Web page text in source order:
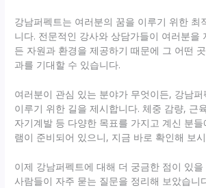
강남퍼펙트는 여러분의 꿈을 이루기 위한 최
니다. 전문적인 강사와 상담가들이 여러분을
든 자원과 환경을 제공하기 때문에 그 어떤
과를 기대할 수 있습니다.
여러분이 관심 있는 분야가 무엇이든, 강남
이루기 위한 길을 제시합니다. 체중 감량, 근
자기계발 등 다양한 목표를 가지고 계신 분
램이 준비되어 있으니, 지금 바로 확인해 보
이제 강남퍼펙트에 대해 더 궁금한 점이 있
사람들이 자주 묻는 질문을 정리해 보았습니